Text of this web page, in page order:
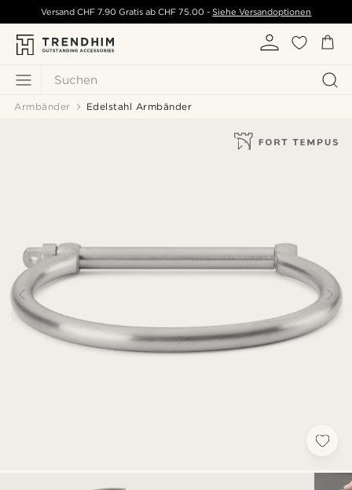
Suchen
Versand CHF 7.90 Gratis ab CHF 75.00 - Siehe Versandoptionen
Armbänder Edelstahl Armbänder